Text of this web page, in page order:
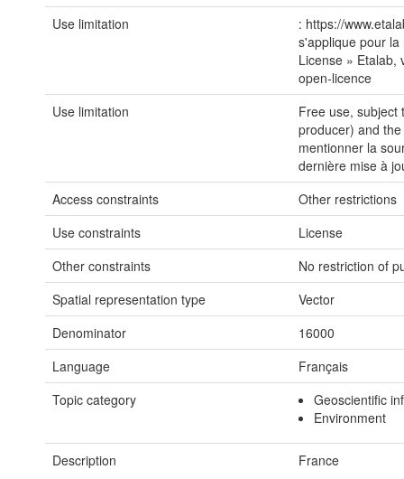
Use limitation
: https://
s'applique pour
License » Etalab,
open-licence
Use limitation
Free use, subject
producer) and
mentionner la
dernière mise à
Access constraints
Other restrictions
Use constraints
License
Other constraints
No restriction of
Spatial representation type
Vector
Denominator
16000
Language
Français
Topic category
Geoscientific
Environment
Description France